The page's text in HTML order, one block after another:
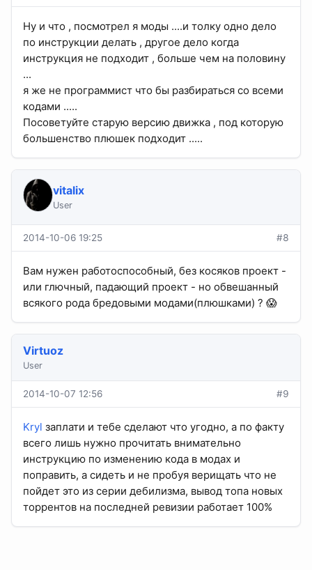
Ну и что , посмотрел я моды ....и толку одно дело
по инструкции делать , другое дело когда
инструкция не подходит , больше чем на половину
...
я же не программист что бы разбираться со всеми
кодами .....
Посоветуйте старую версию движка , под которую
большенство плюшек подходит .....
vitalix
User
2014-10-06 19:25 #8
Вам нужен работоспособный, без косяков проект -
или глючный, падающий проект - но обвешанный
всякого рода бредовыми модами(плюшками) ? 😱
Virtuoz
User
2014-10-07 12:56 #9
Kryl заплати и тебе сделают что угодно, а по факту
всего лишь нужно прочитать внимательно
инструкцию по изменению кода в модах и
поправить, а сидеть и не пробуя верищать что не
пойдет это из серии дебилизма, вывод топа новых
торрентов на последней ревизии работает 100%